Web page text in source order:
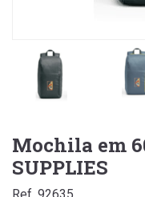
Mochila em
SUPPLIES